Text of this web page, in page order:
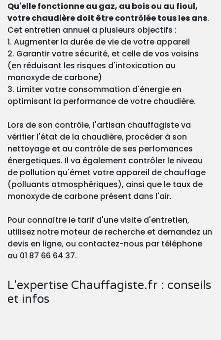
Qu'elle fonctionne au gaz, au bois ou au fioul,
votre chaudière doit être contrôlée tous les ans.
Cet entretien annuel a plusieurs objectifs :
1. Augmenter la durée de vie de votre appareil
2. Garantir votre sécurité, et celle de vos voisins
(en réduisant les risques d'intoxication au
monoxyde de carbone)
3. Limiter votre consommation d'énergie en
optimisant la performance de votre chaudière.
Lors de son contrôle, l'artisan chauffagiste va
vérifier l'état de la chaudière, procéder à son
nettoyage et au contrôle de ses perfomances
énergetiques. Il va également contrôler le niveau
de pollution qu'émet votre appareil de chauffage
(polluants atmosphériques), ainsi que le taux de
monoxyde de carbone présent dans l'air.
Pour connaître le tarif d'une visite d'entretien,
utilisez notre moteur de recherche et demandez un
devis en ligne, ou contactez-nous par téléphone
au 01 87 66 64 37.
L'expertise Chauffagiste.fr : conseils
et infos